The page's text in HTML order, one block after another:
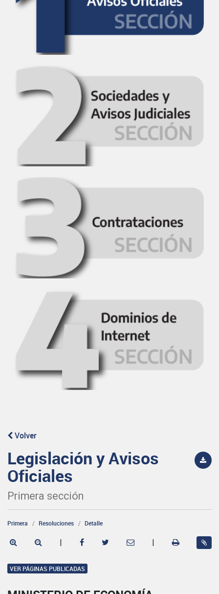
Volver
Legislación y Avisos
Oficiales
Primera sección
Primera Resoluciones Detalle
| |
VER PÁGINAS PUBLICADAS